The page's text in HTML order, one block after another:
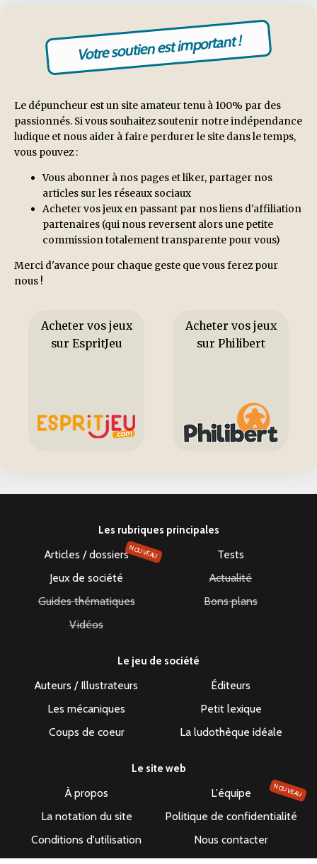
Votre soutien est important !
Le dépuncheur est un site amateur tenu à 100% par des
passionnés. Si vous souhaitez soutenir notre indépendance
ludique et nous aider à faire perdurer le site dans le temps,
vous pouvez :
Vous abonner à nos pages et liker, partager nos
articles sur les réseaux sociaux
Acheter vos jeux en passant par nos liens d'affiliation
partenaires (qui nous reversent alors une petite
commission totalement transparente pour vous)
Merci d'avance pour chaque geste que vous ferez pour
nous !
Acheter vos jeux
sur EspritJeu
Acheter vos jeux
sur Philibert
Les rubriques principales
Articles / dossiersNOUVEAU
Tests
Jeux de société
Actualité
Guides thématiques
Bons plans
Vidéos
Le jeu de société
Auteurs / Illustrateurs
Éditeurs
Les mécaniques
Petit lexique
Coups de coeur
La ludothèque idéale
Le site web
À propos L'équipe NOUVEAU
La notation du site
Politique de confidentialité
Conditions d'utilisation
Nous contacter